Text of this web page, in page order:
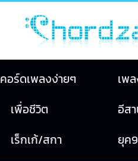
คอร์ดเพลงง่ายๆ เพ
เพื่อชีวิต อีส
เร็กเก้/สกา ยุค